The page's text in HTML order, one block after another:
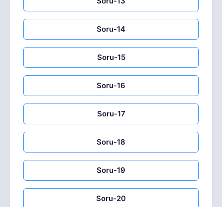
Soru-14
Soru-15
Soru-16
Soru-17
Soru-18
Soru-19
Soru-20